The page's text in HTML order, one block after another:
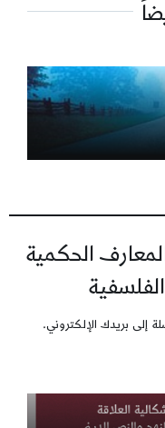
الحكمية
إلى بريدك الإلكتروني.